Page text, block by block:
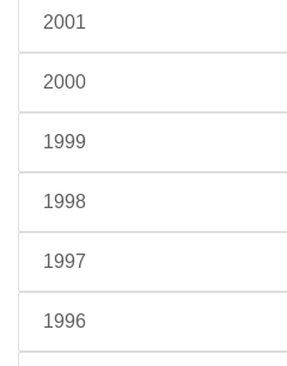
2001
2000
1999
1998
1997
1996